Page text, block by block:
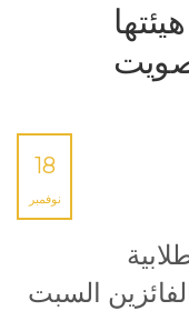
18
نوفمبر
السبت